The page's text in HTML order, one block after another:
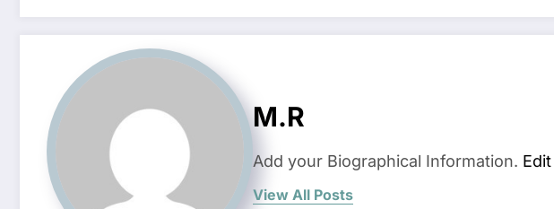
M.R
Add your Biographical Information.
View All Posts